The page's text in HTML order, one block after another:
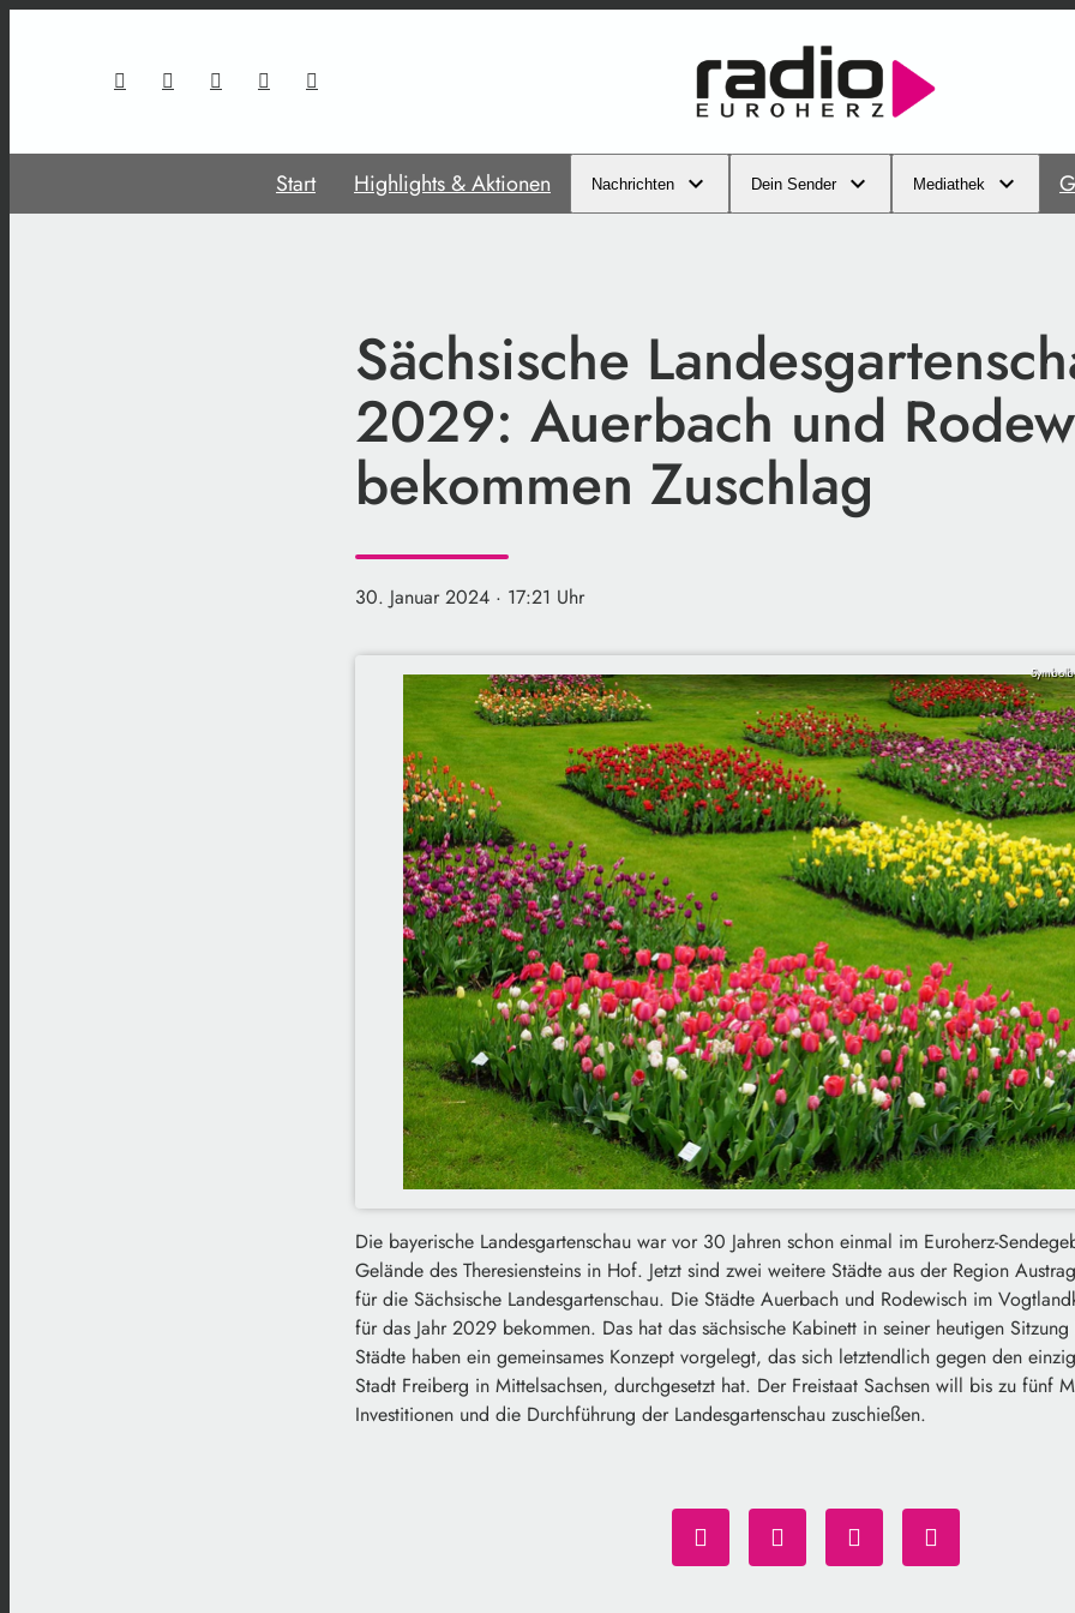
Start Highlights & Aktionen Nachrichten Dein Sender Mediathek
Sächsische
2029: Auerbach und
bekommen Zuschlag
30. Januar 2024 · 17:21 Uhr
Die bayerische Landesgartenschau war vor 30 Jahren schon einmal im Euroherz-
Gelände des Theresiensteins in Hof. Jetzt sind zwei weitere Städte aus der Region
für die Sächsische Landesgartenschau. Die Städte Auerbach und Rodewisch im
für das Jahr 2029 bekommen. Das hat das sächsische Kabinett in seiner heutigen
Städte haben ein gemeinsames Konzept vorgelegt, das sich letztendlich gegen den
Stadt Freiberg in Mittelsachsen, durchgesetzt hat. Der Freistaat Sachsen will bis zu fünf
Investitionen und die Durchführung der Landesgartenschau zuschießen.